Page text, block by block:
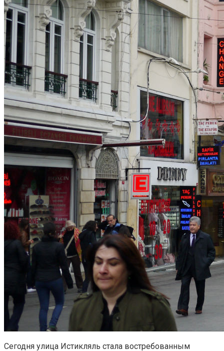
Сегодня улица Истикляль стала востребованным